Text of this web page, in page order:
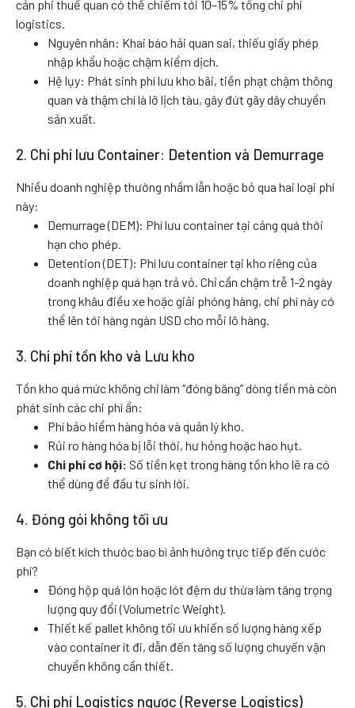
cản phi thuế quan có thể chiếm tới 10–15% tổng chi phí
logistics.
Nguyên nhân: Khai báo hải quan sai, thiếu giấy phép
nhập khẩu hoặc chậm kiểm dịch.
Hệ lụy: Phát sinh phí lưu kho bãi, tiền phạt chậm thông
quan và thậm chí là lỡ lịch tàu, gây đứt gãy dây chuyền
sản xuất.
2. Chi phí lưu Container: Detention và Demurrage
Nhiều doanh nghiệp thường nhầm lẫn hoặc bỏ qua hai loại phí
này:
Demurrage (DEM): Phí lưu container tại cảng quá thời
hạn cho phép.
Detention (DET): Phí lưu container tại kho riêng của
doanh nghiệp quá hạn trả vỏ. Chỉ cần chậm trễ 1-2 ngày
trong khâu điều xe hoặc giải phóng hàng, chi phí này có
thể lên tới hàng ngàn USD cho mỗi lô hàng.
3. Chi phí tồn kho và Lưu kho
Tồn kho quá mức không chỉ làm “đóng băng” dòng tiền mà còn
phát sinh các chi phí ẩn:
Phí bảo hiểm hàng hóa và quản lý kho.
Rủi ro hàng hóa bị lỗi thời, hư hỏng hoặc hao hụt.
Chi phí cơ hội: Số tiền kẹt trong hàng tồn kho lẽ ra có
thể dùng để đầu tư sinh lời.
4. Đóng gói không tối ưu
Bạn có biết kích thước bao bì ảnh hưởng trực tiếp đến cước
phí?
Đóng hộp quá lớn hoặc lót đệm dư thừa làm tăng trọng
lượng quy đổi (Volumetric Weight).
Thiết kế pallet không tối ưu khiến số lượng hàng xếp
vào container ít đi, dẫn đến tăng số lượng chuyến vận
chuyển không cần thiết.
5. Chi phí Logistics ngược (Reverse Logistics)